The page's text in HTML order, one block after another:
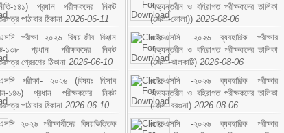
১৪১) প্রধান পরীক্ষকদের নিকট
পাঠাবার ঠিকানা 2026-06-11
পরীক্ষা ২০২৬ বিষয়:জীব বিঞ্জান
১৩৮ প্রধান পরীক্ষকদের নিকট
প্রেরণের ঠিকানা 2026-06-10
পরীক্ষা- ২০২৬ (বিষয়ঃ হিসাব
১৪৬) প্রধান পরীক্ষকদের নিকট
পাঠাবার ঠিকানা 2026-06-10
২০২৬ পরীক্ষার্থীদের বিষয়ভিত্তিক
অভ্যন্তরীন ও বহিরাগত পরীক্ষকদের তালিকা
(জেলা-ভোলা)) 2026-08-06
এইচএসসি -২০২৬ ব্যবহারিক পরীক্ষার
অভ্যন্তরীন ও বহিরাগত পরীক্ষকদের তালিকা
(জেলা-ঝালকাঠি) 2026-08-06
এইচএসসি -২০২৬ ব্যবহারিক পরীক্ষার
অভ্যন্তরীন ও বহিরাগত পরীক্ষকদের তালিকা
(জেলা-বরগুনা) 2026-08-06
এইচএসসি -২০২৬ ব্যবহারিক পরীক্ষার